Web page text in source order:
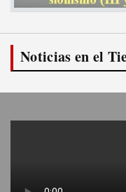
Noticias en el